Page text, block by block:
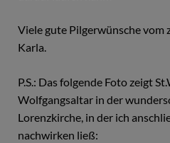
Viele gute Pilgerwünsche vom
Karla.
P.S.: Das folgende Foto zeigt
Wolfgangsaltar in der
Lorenzkirche, in der ich
nachwirken ließ: